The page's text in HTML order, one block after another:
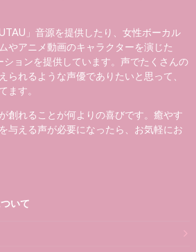
」音源を提供したり、女性ボーカル
やアニメ動画のキャラクターを演じた
ションを提供しています。声でたくさんの
られるような声優でありたいと思って、
ます。
創れることが何よりの喜びです。癒やす
与える声が必要になったら、お気軽にお
いて